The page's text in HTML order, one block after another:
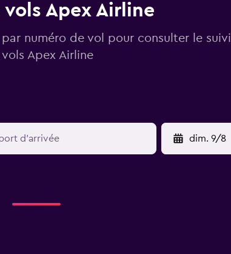
vols Apex Airline
numéro de vol pour consulter le suivi
vols Apex Airline